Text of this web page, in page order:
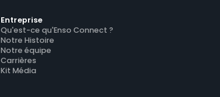
Entreprise
Qu'est-ce qu'Enso Connect ?
Notre Histoire
Notre équipe
Carrières
Kit Média